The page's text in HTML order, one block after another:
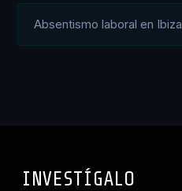
Absentismo laboral en Ibiza
INVESTÍGALO_